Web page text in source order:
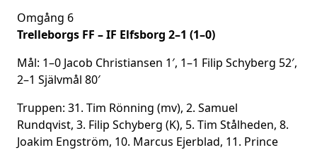
Omgång 6
Trelleborgs FF – IF Elfsborg 2–1 (1–0)
Mål: 1–0 Jacob Christiansen 1′, 1–1 Filip Schyberg 52′,
2–1 Självmål 80′
Truppen: 31. Tim Rönning (mv), 2. Samuel
Rundqvist, 3. Filip Schyberg (K), 5. Tim Stålheden, 8.
Joakim Engström, 10. Marcus Ejerblad, 11. Prince